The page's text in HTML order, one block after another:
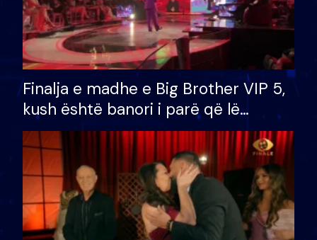
Finalja e madhe e Big Brother VIP 5,
kush është banori i parë që lë
shtëpinë dhe humb mundësinë për
të fituar çmimin e madh